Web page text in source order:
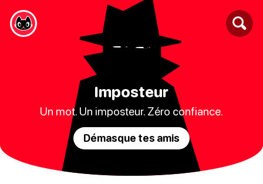
Imposteur
Un mot. Un imposteur. Zéro confiance.
Démasque tes amis